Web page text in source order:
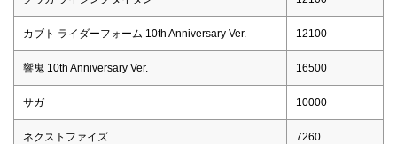
カブト ライダーフォーム 10th Anniversary Ver. 12100
響鬼 10th Anniversary Ver. 16500
サガ 10000
ネクストファイズ 7260